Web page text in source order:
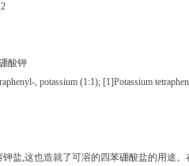
酸钾
, potassium (1:1); [1]Potassium
钾盐,这也造就了可溶的四苯硼酸盐的用途